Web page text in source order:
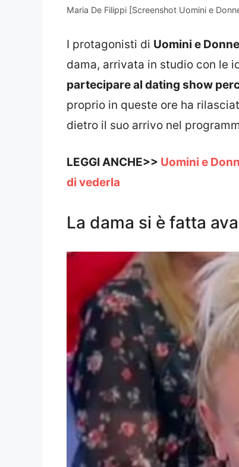
Maria De Filippi [Screenshot Uomini e
I protagonisti di Uomini e Donne
dama, arrivata in studio con le
partecipare al dating show
proprio in queste ore ha
dietro il suo arrivo nel
LEGGI ANCHE>> Uomini e
di vederla
La dama si è fatta